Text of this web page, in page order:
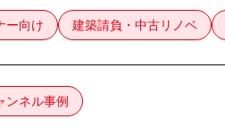
ー向け 建築請負・中古リノベ
ンネル事例